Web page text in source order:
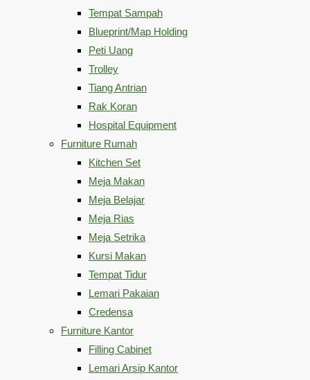
Tempat Sampah
Blueprint/Map Holding
Peti Uang
Trolley
Tiang Antrian
Rak Koran
Hospital Equipment
Furniture Rumah
Kitchen Set
Meja Makan
Meja Belajar
Meja Rias
Meja Setrika
Kursi Makan
Tempat Tidur
Lemari Pakaian
Credensa
Furniture Kantor
Filling Cabinet
Lemari Arsip Kantor